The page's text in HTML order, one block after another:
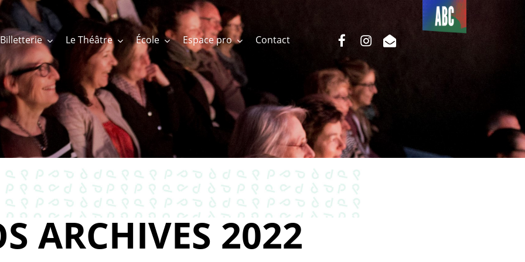
Billetterie Le Théâtre École Espace pro Contact
Du côté
de l’ABC
facebookinstagram
email
ARCHIVES 2022